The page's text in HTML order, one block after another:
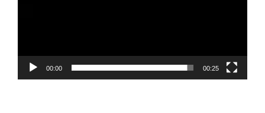
00:00 00:25